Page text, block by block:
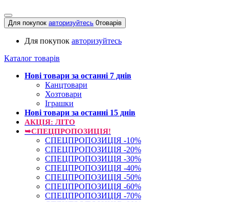
Для покупок авторизуйтесь 0товарів
Для покупок авторизуйтесь
Каталог товарів
Нові товари за останнi 7 днiв
Канцтовари
Хозтовари
Іграшки
Нові товари за останнi 15 днiв
АКЦІЯ: ЛІТО
➥СПЕЦПРОПОЗИЦІЯ!
СПЕЦПРОПОЗИЦІЯ -10%
СПЕЦПРОПОЗИЦІЯ -20%
СПЕЦПРОПОЗИЦІЯ -30%
СПЕЦПРОПОЗИЦІЯ -40%
СПЕЦПРОПОЗИЦІЯ -50%
СПЕЦПРОПОЗИЦІЯ -60%
СПЕЦПРОПОЗИЦІЯ -70%